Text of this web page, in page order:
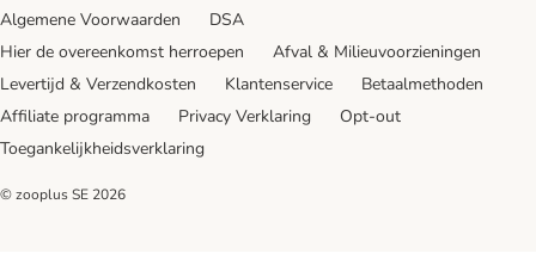
Algemene Voorwaarden
DSA
Hier de overeenkomst herroepen
Afval & Milieuvoorzieningen
Levertijd & Verzendkosten
Klantenservice
Betaalmethoden
Affiliate programma
Privacy Verklaring
Opt-out
Toegankelijkheidsverklaring
© zooplus SE 2026